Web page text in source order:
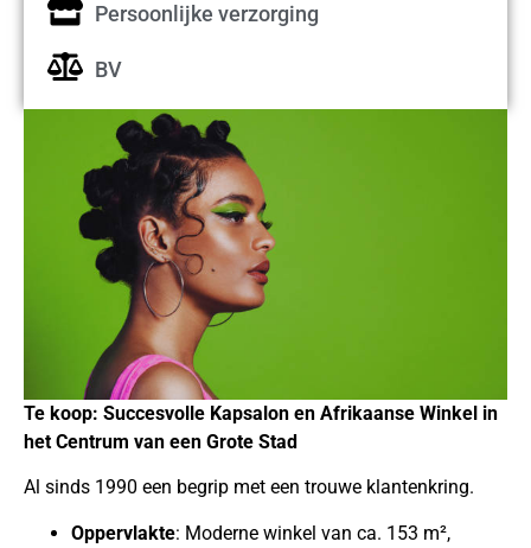
Persoonlijke verzorging
BV
Te koop: Succesvolle Kapsalon en Afrikaanse Winkel in
het Centrum van een Grote Stad
Al sinds 1990 een begrip met een trouwe klantenkring.
Oppervlakte: Moderne winkel van ca. 153 m²,